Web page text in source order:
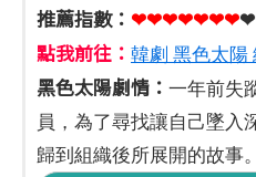
推薦指數： ❤❤❤❤❤❤❤
點我前往： 韓劇 黑色太陽
黑色太陽劇情： 一年前失
員，為了尋找讓自己墜入
歸到組織後所展開的故事。